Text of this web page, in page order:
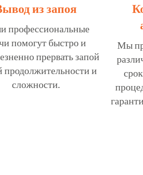
из запоя
профессиональные
помогут быстро и
прервать запой
продолжительности и
сложности.
Мы